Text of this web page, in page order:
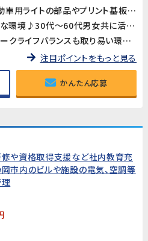
《職業紹介》就業先は、自動車用ライトの部品やプリント基板用端子などを製造している企業です。長期的に安定した就業が見込めます!
作業場は空調完備で快適な環境♪30代～60代男女共に活躍中!
残業はほぼありません。ワークライフバランスも取り易い環境です。
注目ポイントをもっと見る
かんたん応募
や資格取得支援など社内教育充
市内のビルや施設の電気、空調等